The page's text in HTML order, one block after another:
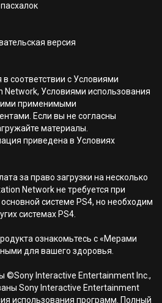
версия
в соответствии с Условиями
Network, Условиями использования
применимыми
Если вы не согласны
материалы.
приведена в Условиях
за право загрузки на несколько
Network не требуется при
системе PS4, но необходим
системах PS4.
ознакомьтесь с «Мерами
для вашего здоровья.
©Sony Interactive Entertainment Inc.,
Sony Interactive Entertainment
использования программ. Полный